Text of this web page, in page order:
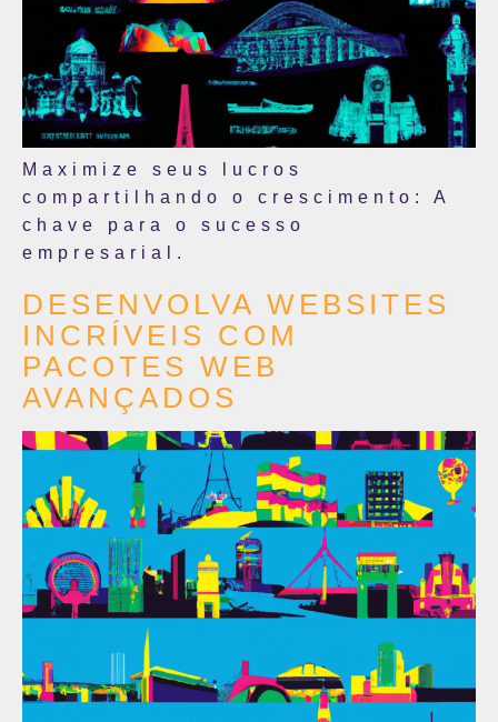
Maximize seus lucros
compartilhando o crescimento: A
chave para o sucesso
empresarial.
DESENVOLVA WEBSITES
INCRÍVEIS COM
PACOTES WEB
AVANÇADOS